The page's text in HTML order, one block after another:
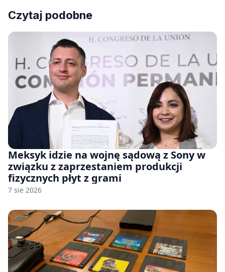
Czytaj podobne
Meksyk idzie na wojnę sądową z Sony w
związku z zaprzestaniem produkcji
fizycznych płyt z grami
7 sie 2026